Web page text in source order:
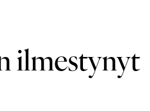
ilmestynyt